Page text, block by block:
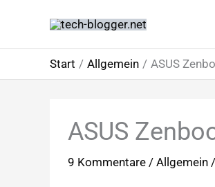
springen
Start Allgemein ASUS
ASUS
9 Kommentare / Allgemein/